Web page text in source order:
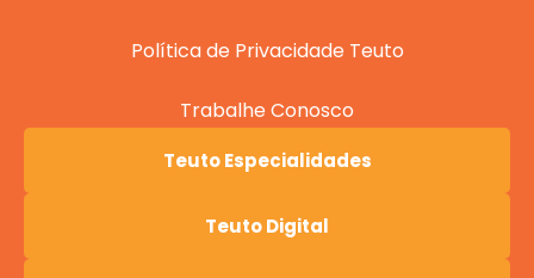
Política de Privacidade Teuto
Trabalhe Conosco
Teuto Especialidades
Teuto Digital